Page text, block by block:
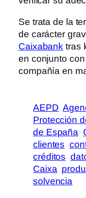
Se trata de la
de carácter
Caixabank tras
en conjunto
compañía en
AEPD
Protección
de España
clientes
créditos
Caixa
solvencia